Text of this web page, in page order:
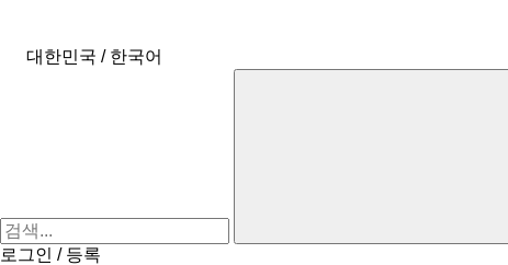
대한민국 / 한국어
로그인 / 등록